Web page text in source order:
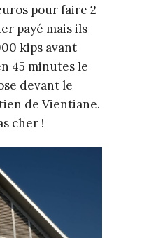
pour faire 2
payé mais ils
kips avant
45 minutes le
devant le
de Vientiane.
cher !